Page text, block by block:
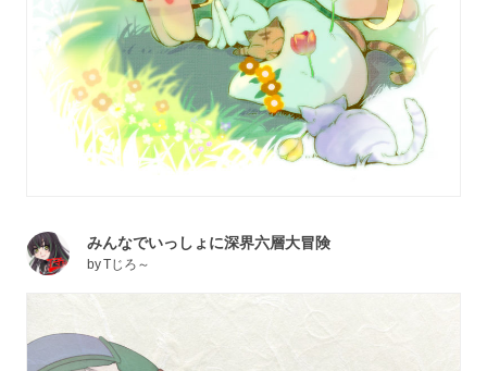
みんなでいっしょに深界六層大冒険
byTじろ～